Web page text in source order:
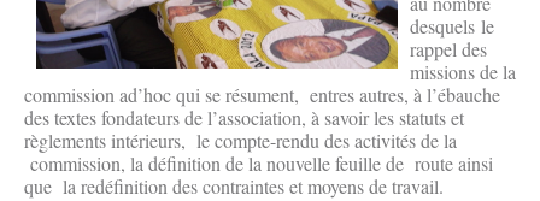
desquels le
rappel des
missions de la
commission ad’hoc qui se résument, entres autres, à l’ébauche
des textes fondateurs de l’association, à savoir les statuts et
règlements intérieurs, le compte-rendu des activités de la
commission, la définition de la nouvelle feuille de route ainsi
que la redéfinition des contraintes et moyens de travail.